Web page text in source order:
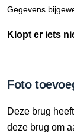
Gegevens
Klopt er iets
Foto
Deze brug
deze brug om